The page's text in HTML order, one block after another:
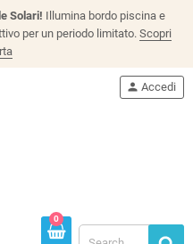
Solari! Illumina bordo piscina e
per un periodo limitato.Scopri
person Accedi
0